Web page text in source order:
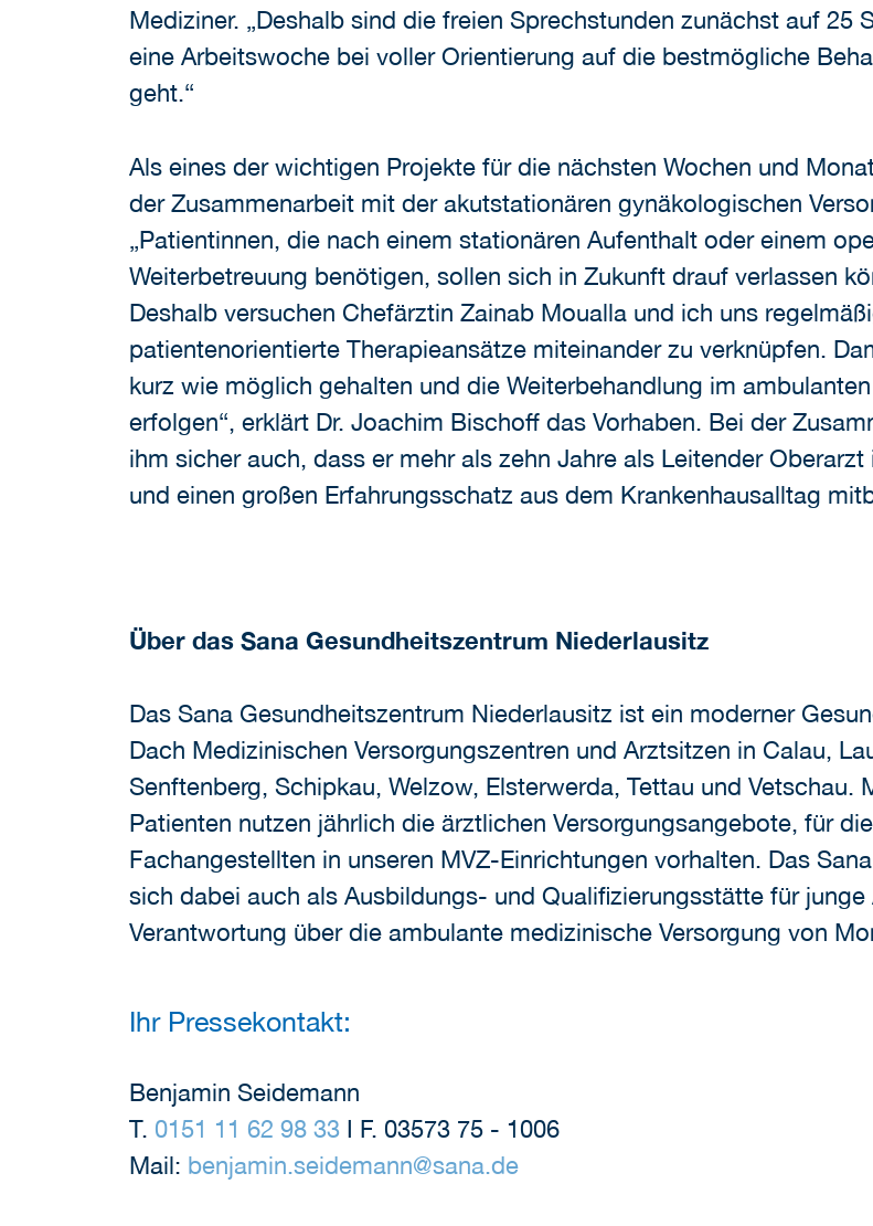
Mediziner. „Deshalb sind die freien Sprechstunden zunächst auf
eine Arbeitswoche bei voller Orientierung auf die bestmögliche
geht.“
Als eines der wichtigen Projekte für die nächsten Wochen und
der Zusammenarbeit mit der akutstationären gynäkologischen
„Patientinnen, die nach einem stationären Aufenthalt oder einem
Weiterbetreuung benötigen, sollen sich in Zukunft drauf verlassen
Deshalb versuchen Chefärztin Zainab Moualla und ich uns
patientenorientierte Therapieansätze miteinander zu verknüpfen.
kurz wie möglich gehalten und die Weiterbehandlung im
erfolgen“, erklärt Dr. Joachim Bischoff das Vorhaben. Bei der
ihm sicher auch, dass er mehr als zehn Jahre als Leitender
und einen großen Erfahrungsschatz aus dem Krankenhausalltag
Über das Sana Gesundheitszentrum Niederlausitz
Das Sana Gesundheitszentrum Niederlausitz ist ein moderner
Dach Medizinischen Versorgungszentren und Arztsitzen in Calau,
Senftenberg, Schipkau, Welzow, Elsterwerda, Tettau und Vetschau.
Patienten nutzen jährlich die ärztlichen Versorgungsangebote, für
Fachangestellten in unseren MVZ-Einrichtungen vorhalten. Das
sich dabei auch als Ausbildungs- und Qualifizierungsstätte für
Verantwortung über die ambulante medizinische Versorgung von
Ihr Pressekontakt:
Benjamin Seidemann
T. 0151 11 62 98 33 I F. 03573 75 - 1006
Mail: benjamin.seidemann@sana.de